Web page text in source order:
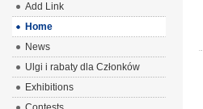
Add Link
Home
News
Ulgi i rabaty dla Członków
Exhibitions